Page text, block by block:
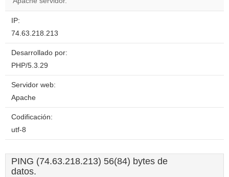
IP:
74.63.218.213
Desarrollado por:
PHP/5.3.29
Servidor web:
Apache
Codificación:
utf-8
PING (74.63.218.213) 56(84) bytes de
datos.